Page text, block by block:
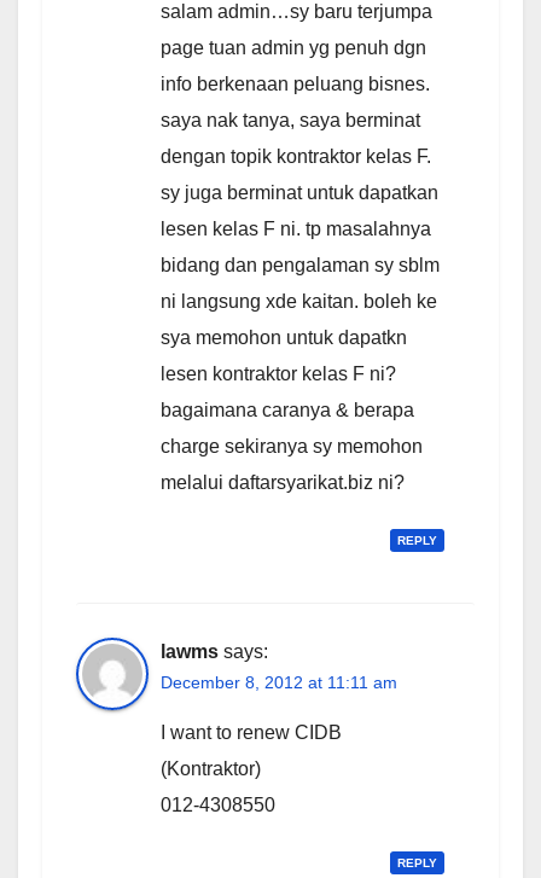
salam admin…sy baru terjumpa
page tuan admin yg penuh dgn
info berkenaan peluang bisnes.
saya nak tanya, saya berminat
dengan topik kontraktor kelas F.
sy juga berminat untuk dapatkan
lesen kelas F ni. tp masalahnya
bidang dan pengalaman sy sblm
ni langsung xde kaitan. boleh ke
sya memohon untuk dapatkn
lesen kontraktor kelas F ni?
bagaimana caranya & berapa
charge sekiranya sy memohon
melalui daftarsyarikat.biz ni?
REPLY
lawms says:
December 8, 2012 at 11:11 am
I want to renew CIDB
(Kontraktor)
012-4308550
REPLY